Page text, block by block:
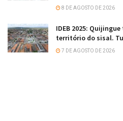
8 DE AGOSTO DE 2026
IDEB 2025:
território do sisal.
7 DE AGOSTO DE 2026